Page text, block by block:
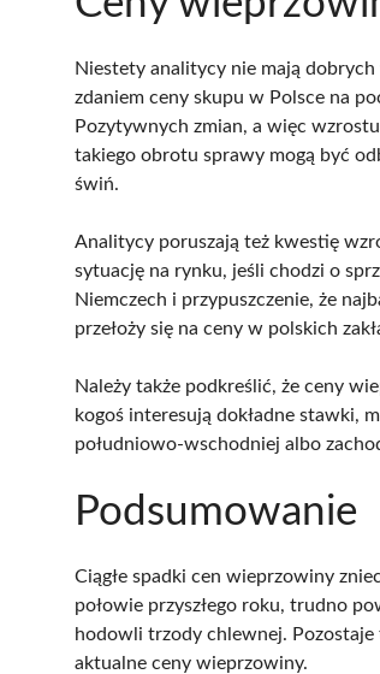
Niestety analitycy nie mają
zdaniem ceny skupu w Polsce na
Pozytywnych zmian, a więc
takiego obrotu sprawy mogą być
świń.
Analitycy poruszają też kwestię
sytuację na rynku, jeśli chodzi o
Niemczech i przypuszczenie, że
przełoży się na ceny w polskich
Należy także podkreślić, że ceny
kogoś interesują dokładne stawki,
południowo-wschodniej albo
Podsumowanie
Ciągłe spadki cen wieprzowiny
połowie przyszłego roku, trudno
hodowli trzody chlewnej.
aktualne ceny wieprzowiny.